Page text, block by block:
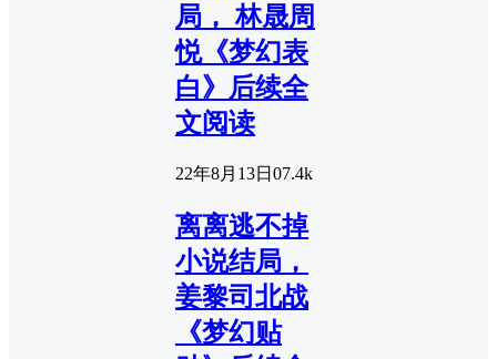
局， 林晟周
悦《梦幻表
白》后续全
文阅读
22年8月13日 07.4k
离离逃不掉
小说结局，
姜黎司北战
《梦幻贴